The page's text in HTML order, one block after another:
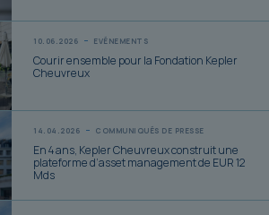
10.06.2026 EVÉNEMENTS
Courir ensemble pour la Fondation Kepler
Cheuvreux
14.04.2026 COMMUNIQUÉS DE PRESSE
En 4 ans, Kepler Cheuvreux construit une
plateforme d’asset management de EUR 12
Mds